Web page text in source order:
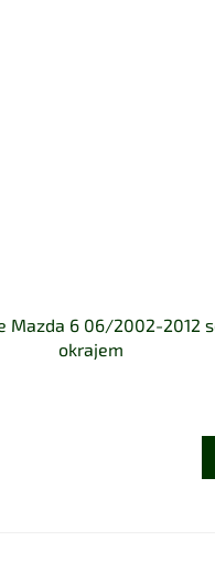
Mazda 6 06/2002-2012
okrajem